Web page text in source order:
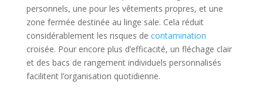
personnels, une pour les vêtements propres, et une
zone fermée destinée au linge sale. Cela réduit
considérablement les risques de contamination
croisée. Pour encore plus d’efficacité, un fléchage clair
et des bacs de rangement individuels personnalisés
facilitent l’organisation quotidienne.